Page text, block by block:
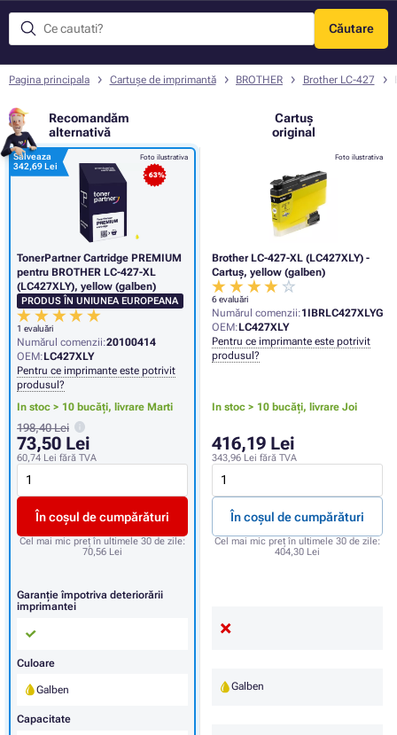
Căutare
Meniu
Pagina principala Cartușe de imprimantă BROTHER Brother LC-427
Recomandăm
alternativă
Cartuș
original
Foto ilustrativa
Brother LC-427-XL (LC427XLY) -
Cartuș, yellow (galben)
6 evaluări
Numărul comenzii:1IBRLC427XLYG
OEM:LC427XLY
Pentru ce imprimante este potrivit
produsul?
In stoc > 10 bucăți, livrare Joi
416,19 Lei
343,96 Lei fără TVA
În coșul de cumpărături
Cel mai mic preț în ultimele 30 de zile:
404,30 Lei
Galben
Foto ilustrativa
- 63%
Salveaza
342,69 Lei
TonerPartner Cartridge PREMIUM
pentru BROTHER LC-427-XL
(LC427XLY), yellow (galben)
PRODUS ÎN UNIUNEA EUROPEANA
1 evaluări
Numărul comenzii:20100414
OEM:LC427XLY
Pentru ce imprimante este potrivit
produsul?
In stoc > 10 bucăți, livrare Marti
198,40 Lei
73,50 Lei
60,74 Lei fără TVA
În coșul de cumpărături
Cel mai mic preț în ultimele 30 de zile:
70,56 Lei
Garanție împotriva deteriorării
imprimantei
Culoare
Galben
Capacitate